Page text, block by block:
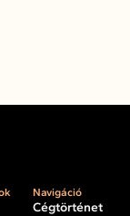
Navigáció
Cégtörténet